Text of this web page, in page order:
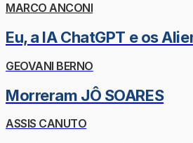
MARCO ANCONI
Eu, a IA ChatGPT e os
GEOVANI BERNO
Morreram JÔ SOARES
ASSIS CANUTO